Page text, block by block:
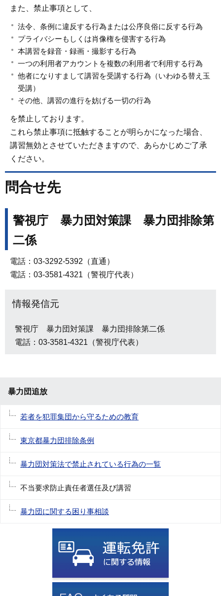
また、禁止事項として、
法令、条例に違反する行為または公序良俗に反する行為
プライバシーもしくは肖像権を侵害する行為
本講習を録音・録画・撮影する行為
一つの利用者アカウントを複数の利用者で利用する行為
他者になりすまして講習を受講する行為（いわゆる替え玉
受講）
その他、講習の進行を妨げる一切の行為
を禁止しております。
これら禁止事項に抵触することが明らかになった場合、
講習無効とさせていただきますので、あらかじめご了承
ください。
問合せ先
警視庁 暴力団対策課 暴力団排除第
二係
電話：03-3292-5392（直通）
電話：03-3581-4321（警視庁代表）
情報発信元
警視庁 暴力団対策課 暴力団排除第二係
電話：03-3581-4321（警視庁代表）
暴力団追放
若者を犯罪集団から守るための教育
東京都暴力団排除条例
暴力団対策法で禁止されている行為の一覧
不当要求防止責任者選任及び講習
暴力団に関する困り事相談